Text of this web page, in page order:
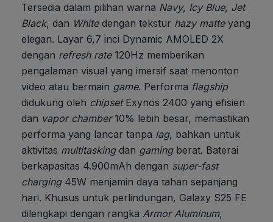
Tersedia dalam pilihan warna Navy, Icy Blue, Jet
Black, dan Whitedengan tekstur hazy matteyang
elegan. Layar 6,7 inci Dynamic AMOLED 2X
dengan refresh rate120Hz memberikan
pengalaman visual yang imersif saat menonton
video atau bermain game. Performa flagship
didukung oleh chipsetExynos 2400 yang efisien
dan vapor chamber10% lebih besar, memastikan
performa yang lancar tanpa lag, bahkan untuk
aktivitas multitaskingdan gamingberat. Baterai
berkapasitas 4.900mAh dengan super-fast
charging45W menjamin daya tahan sepanjang
hari. Khusus untuk perlindungan, Galaxy S25 FE
dilengkapi dengan rangka Armor Aluminum,